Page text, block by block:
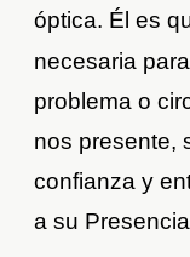
óptica. Él es
necesaria
problema o
nos presente,
confianza y
a su